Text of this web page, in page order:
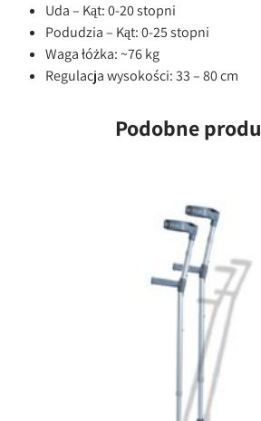
Uda – Kąt: 0-20 stopni
Podudzia – Kąt: 0-25 stopni
Waga łóżka: ~76 kg
Regulacja wysokości: 33 – 80 cm
Podobne